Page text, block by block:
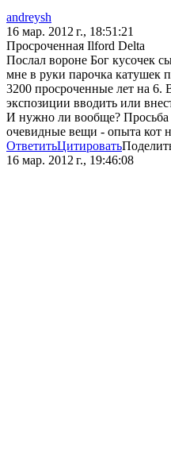
andreysh
16 мар. 2012 г., 18:51:21
Просроченная Ilford Delta
Послал вороне Бог кусочек
мне в руки парочка катушек
3200 просроченные лет на
экспозиции вводить или
И нужно ли вообще? Просьба
очевидные вещи - опыта кот
ОтветитьЦитировать
16 мар. 2012 г., 19:46:08